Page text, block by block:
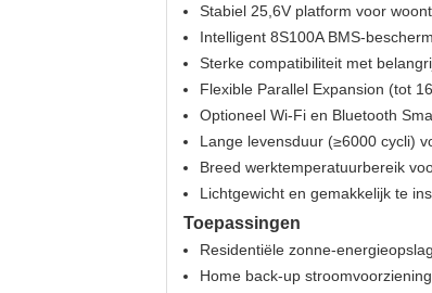
Stabiel 25,6V platform voor
Intelligent 8S100A BMS-
Sterke compatibiliteit met
Flexible Parallel Expansion (tot
Optioneel Wi-Fi en Bluetooth
Lange levensduur (≥6000 cycli)
Breed werktemperatuurbereik
Lichtgewicht en gemakkelijk te
Toepassingen
Residentiële zonne-
Home back-up stroomvoorziening